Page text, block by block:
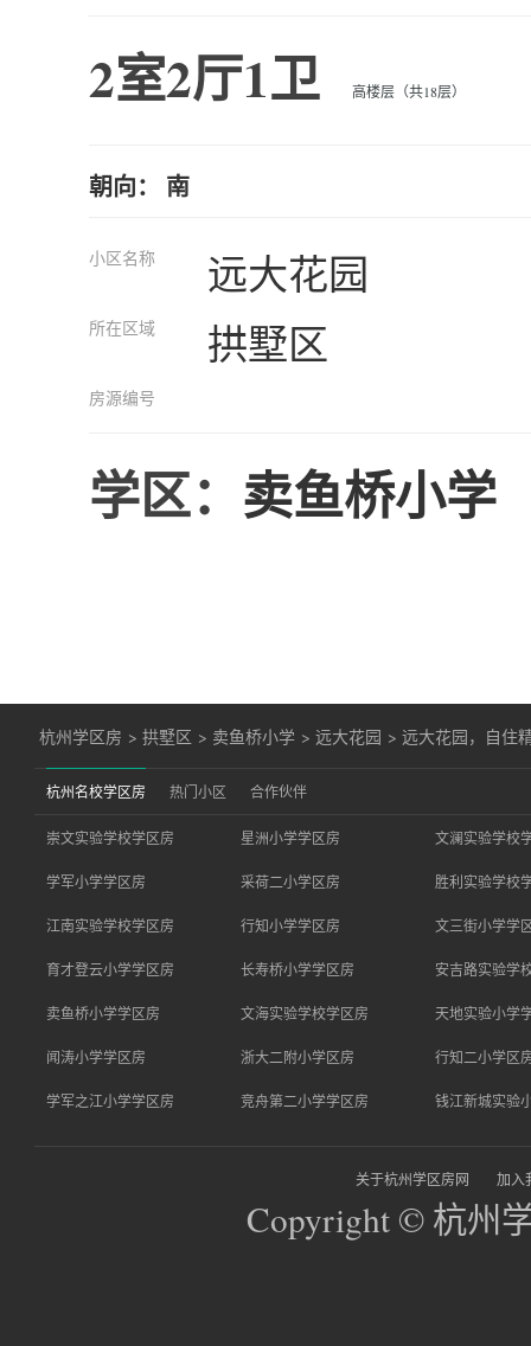
2室2厅1卫 高楼层（共18层）
朝向： 南
小区名称 远大花园
所在区域 拱墅区
房源编号
学区： 卖鱼桥小学
杭州学区房 >拱墅区 > 卖鱼桥小学 >远大花园 >远大花园，自住
杭州名校学区房 热门小区 合作伙伴
崇文实验学校学区房 星洲小学学区房 文澜实验学校
学军小学学区房 采荷二小学区房 胜利实验学校
江南实验学校学区房 行知小学学区房 文三街小学学
育才登云小学学区房 长寿桥小学学区房 安吉路实验学
卖鱼桥小学学区房 文海实验学校学区房 天地实验小学
闻涛小学学区房 浙大二附小学区房 行知二小学区
学军之江小学学区房 竞舟第二小学学区房 钱江新城实验
关于杭州学区房网 加入
Copyright © 杭州